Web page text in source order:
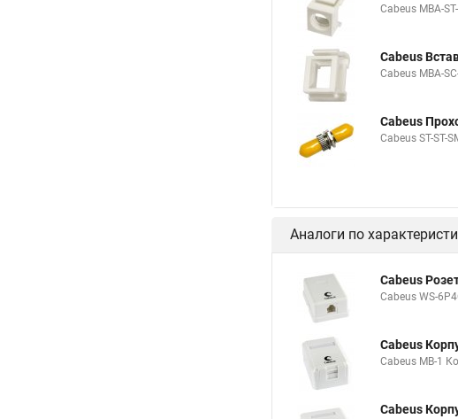
Cabeus MBA-
Cabeus
Cabeus MBA-
Cabeus
Cabeus ST-ST-
Аналоги по
Cabeus
Cabeus WS-
Cabeus
Cabeus MB-1
Cabeus